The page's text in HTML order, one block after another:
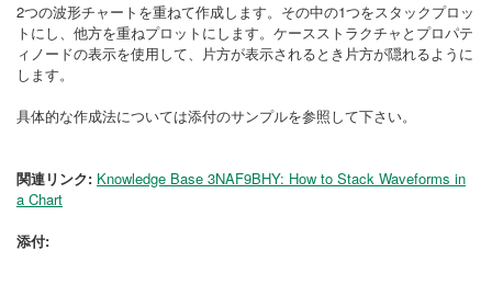
2つの波形チャートを重ねて作成します。その中の1つをスタックプロッ
トにし、他方を重ねプロットにします。ケースストラクチャとプロパテ
ィノードの表示を使用して、片方が表示されるとき片方が隠れるように
します。
具体的な作成法については添付のサンプルを参照して下さい。
関連リンク: Knowledge Base 3NAF9BHY: How to Stack Waveforms in
a Chart
添付: